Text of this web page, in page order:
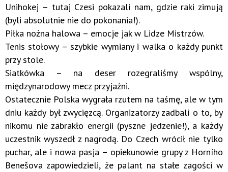
Unihokej – tutaj Czesi pokazali nam, gdzie raki zimują
(byli absolutnie nie do pokonania!).
Piłka nożna halowa – emocje jak w Lidze Mistrzów.
Tenis stołowy – szybkie wymiany i walka o każdy punkt
przy stole.
Siatkówka – na deser rozegraliśmy wspólny,
międzynarodowy mecz przyjaźni.
Ostatecznie Polska wygrała rzutem na taśmę, ale w tym
dniu każdy był zwycięzcą. Organizatorzy zadbali o to, by
nikomu nie zabrakło energii (pyszne jedzenie!), a każdy
uczestnik wyszedł z nagrodą. Do Czech wrócił nie tylko
puchar, ale i nowa pasja – opiekunowie grupy z Horního
Benešova zapowiedzieli, że palant na stałe zagości w